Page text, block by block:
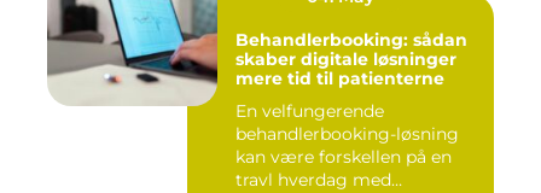
Behandlerbooking: sådan
skaber digitale løsninger
mere tid til patienterne
En velfungerende
behandlerbooking-løsning
kan være forskellen på en
travl hverdag med